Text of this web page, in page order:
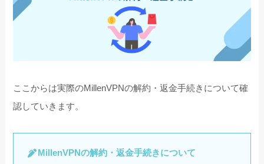
ここからは実際のMillenVPNの解約・返金手続きについて確
認していきます。
MillenVPNの解約・返金手続きについて